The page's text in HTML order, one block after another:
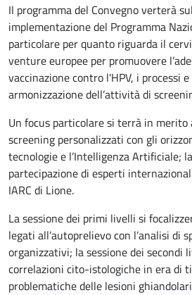
Il programma del Convegno verterà
implementazione del Programma
particolare per quanto riguarda il
venture europee per promuovere
vaccinazione contro l'HPV, i processi
armonizzazione dell’attività di
Un focus particolare si terrà in
screening personalizzati con gli
tecnologie e l’Intelligenza Artificiale;
partecipazione di esperti
IARC di Lione.
La sessione dei primi livelli si
legati all’autoprelievo con l’analisi di
organizzativi; la sessione dei secondi
correlazioni cito-istologiche in era di
problematiche delle lesioni